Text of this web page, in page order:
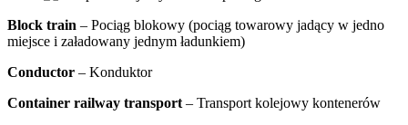
Block train – Pociąg blokowy (pociąg towarowy jadący w jedno
miejsce i załadowany jednym ładunkiem)
Conductor – Konduktor
Container railway transport – Transport kolejowy kontenerów